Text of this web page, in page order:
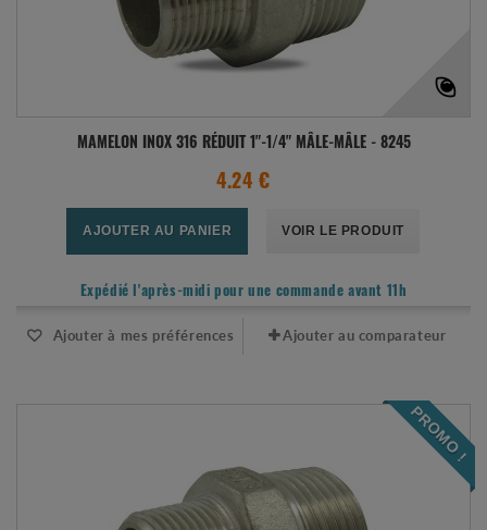
MAMELON INOX 316 RÉDUIT 1"-1/4" MÂLE-MÂLE - 8245
4.24 €
AJOUTER AU PANIER VOIR LE PRODUIT
Expédié l'après-midi pour une commande avant 11h
Ajouter à mes préférences Ajouter au comparateur
PROMO !